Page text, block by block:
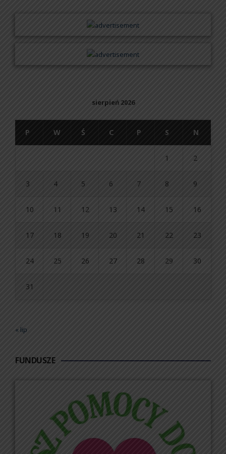
sierpień 2026
P W Ś C P S N
1 2
3 4 5 6 7 8 9
10 11 12 13 14 15 16
17 18 19 20 21 22 23
24 25 26 27 28 29 30
31
« lip
FUNDUSZE